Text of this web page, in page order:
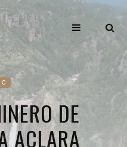
DE
ACLARA